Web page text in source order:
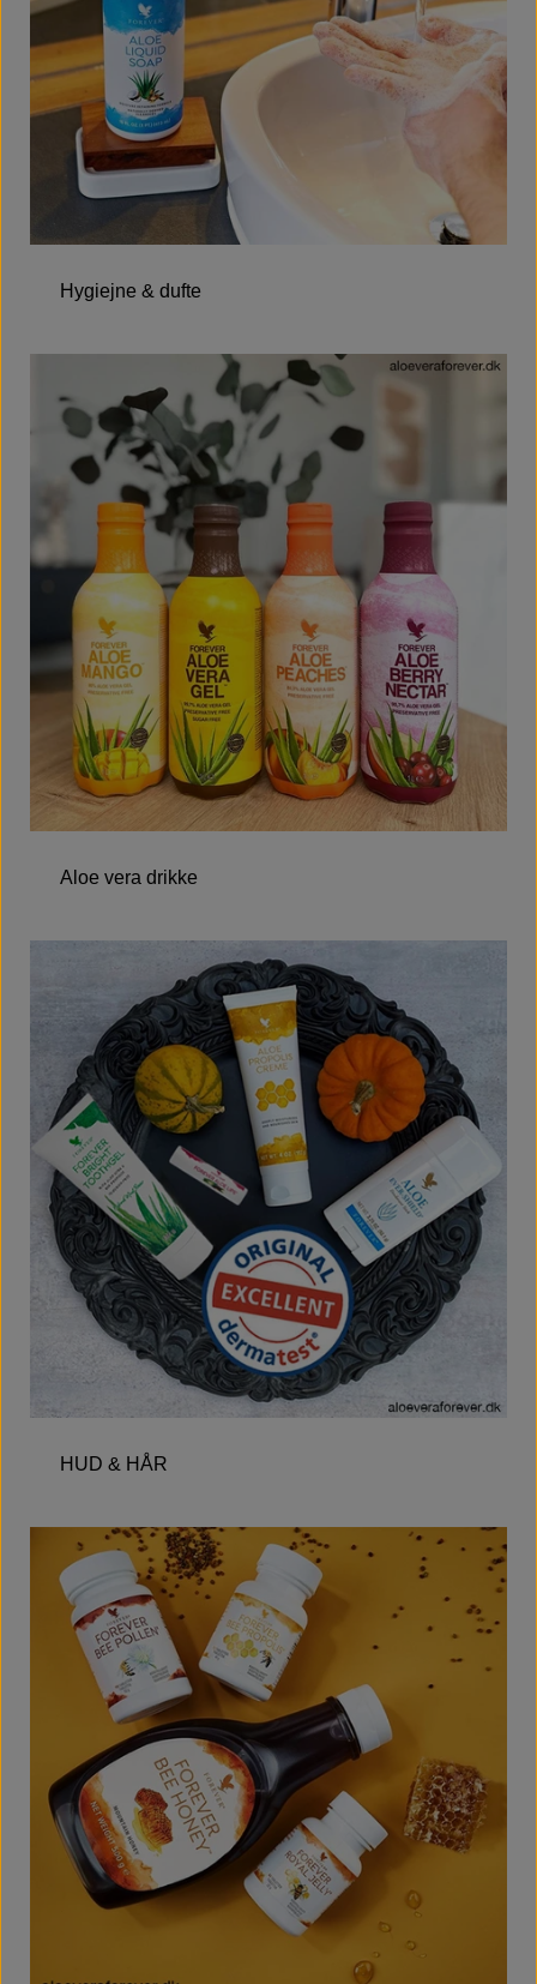
Hygiejne & dufte
Aloe vera drikke
HUD & HÅR